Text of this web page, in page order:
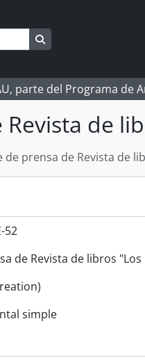
parte del Programa de
de
de prensa de Revista de
52
de Revista de libros
simple